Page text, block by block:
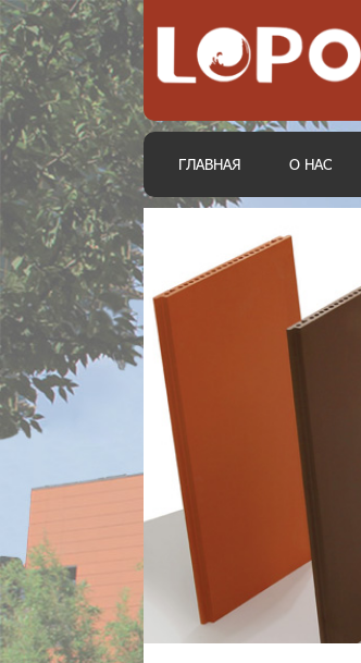
ГЛАВНАЯ О НАС